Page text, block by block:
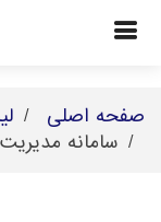
صفحه اصلی
سامانه